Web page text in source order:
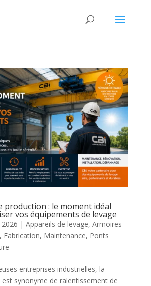
production : le moment idéal
vos équipements de levage
2026 | Appareils de levage, Armoires
, Fabrication, Maintenance, Ponts
entreprises industrielles, la
synonyme de ralentissement de